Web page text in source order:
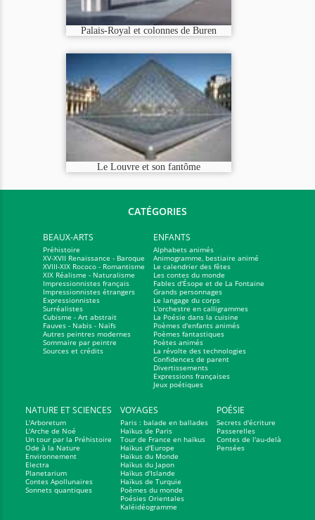
Palais-Royal et colonnes de Buren
Le Louvre et son fantôme
CATÉGORIES
BEAUX-ARTS
Préhistoire
XV-XVII Renaissance - Baroque
XVIII-XIX Rococo - Romantisme
XIX Réalisme - Naturalisme
Impressionnistes français
Impressionnistes étrangers
Expressionnistes
Surréalistes
Cubisme - Art abstrait
Fauves - Nabis - Naïfs
Autres peintres modernes
Sommaire par peintre
Sources et crédits
ENFANTS
Alphabets animés
Animogramme, bestiaire animé
Le calendrier des fêtes
Les contes du monde
Fables d'Ésope et de La Fontaine
Grands personnages
Le langage du corps
L'orchestre en calligrammes
La Poésie dans la cuisine
Poèmes d'enfants animés
Poèmes fantastiques
Poètes animés
La révolte des technologies
Confidences de parent
Divertissements
Expressions françaises
Jeux poétiques
NATURE ET SCIENCES
L'Arboretum
L'Arche de Noé
Un tour par la Préhistoire
Ode à la Nature
Environnement
Electra
Planetarium
Contes Apollunaires
Sonnets quantiques
VOYAGES
Paris : balade en ballades
Haïkus de Paris
Tour de France en haïkus
Haïkus d'Europe
Haïkus du Monde
Haïkus du Japon
Haïkus d'Islande
Haïkus de Turquie
Poèmes du monde
Poésies Orientales
Kaléidéogramme
POÉSIE
Secrets d'écriture
Passerelles
Contes de l'au-delà
Pensées